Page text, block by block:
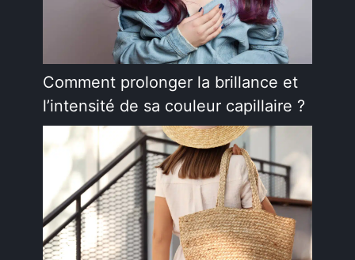
Comment prolonger la brillance et
l’intensité de sa couleur capillaire ?